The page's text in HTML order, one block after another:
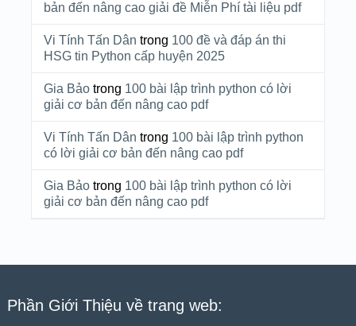
bản đến nâng cao giải đề Miễn Phí tài liệu pdf
Vi Tính Tấn Dân trong 100 đề và đáp án thi
HSG tin Python cấp huyện 2025
Gia Bảotrong 100 bài lập trình python có lời
giải cơ bản đến nâng cao pdf
Vi Tính Tấn Dân trong 100 bài lập trình python
có lời giải cơ bản đến nâng cao pdf
Gia Bảotrong 100 bài lập trình python có lời
giải cơ bản đến nâng cao pdf
Phần Giới Thiệu về trang web: